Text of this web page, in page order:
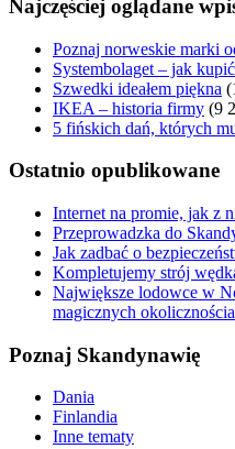
Najczęściej oglądane
Poznaj norweskie marki
Systembolaget – jak
Szwedki ideałem piękna
IKEA – historia firmy (9
5 fińskich dań, których
Ostatnio opublikowane
Internet na promie, jak z
Przeprowadzka do
Jak zadbać o
Kompletujemy strój
Największe lodowce w
magicznych
Poznaj Skandynawię
Dania
Finlandia
Inne tematy